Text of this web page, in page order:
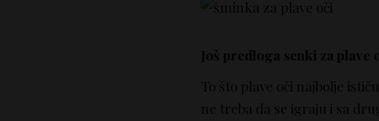
Još predloga senki za plave
To što plave oči najbolje
ne treba da se igraju i sa